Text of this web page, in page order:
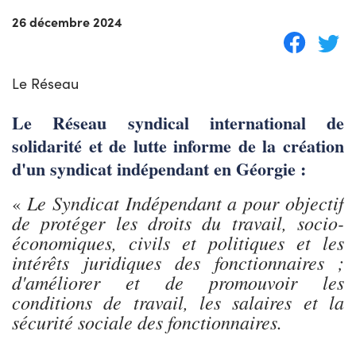
26 décembre 2024
Le Réseau
Le Réseau syndical international de
solidarité et de lutte informe de la création
d'un syndicat indépendant en Géorgie :
« Le Syndicat Indépendant a pour objectif
de protéger les droits du travail, socio-
économiques, civils et politiques et les
intérêts juridiques des fonctionnaires ;
d'améliorer et de promouvoir les
conditions de travail, les salaires et la
sécurité sociale des fonctionnaires.